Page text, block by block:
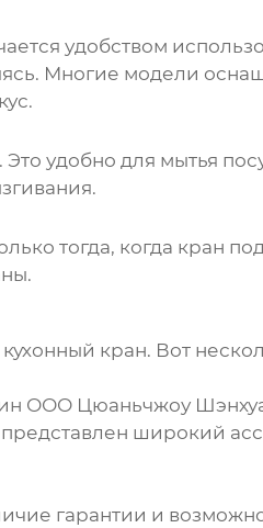
удобством
Многие модели
удобно для мытья
тогда, когда кран
кухонный кран. Вот
ООО Цюаньчжоу Шэнхуа
широкий
гарантии и